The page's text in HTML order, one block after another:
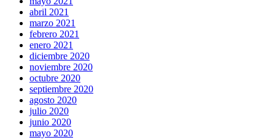
abril 2021
marzo 2021
febrero 2021
enero 2021
diciembre 2020
noviembre 2020
octubre 2020
septiembre 2020
agosto 2020
julio 2020
junio 2020
mayo 2020